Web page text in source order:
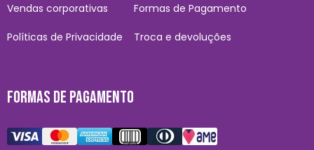
Vendas corporativas
Políticas de Privacidade
Formas de Pagamento
Troca e devoluções
FORMAS DE PAGAMENTO